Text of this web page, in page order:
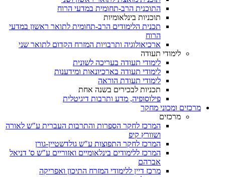
התוכנית הרב-תחומית במדעי הרוח
תוכניות בינלאומיות
תכנית הלימודים הרב-תחומית לתואר ראשון במדעי
הרוח
ארכיאולוגיה ותרבויות המזרח הקדום לתואר שני
לימודי תעודה
לימודי תעודה בעריכה לשונית
לימודי תעודה בארכיונאות ומידענות
לימודי תעודת הוראה
תכניות לבכירים בשנה אחת
פילוסופיה, מדע ותרבות דיגיטלית
מרכזים ומכוני מחקר
מרכזים
המרכז לחקר הספרות והתרבות העברית ע"ש לאורה
ושוורץ קיפ
המרכז לחקר התפוצות ע"ש גולדשטיין-גורן
המרכז ללימודים בינלאומיים ואזוריים ע"ש ס' דניאל
אברהם
מרכז דיין ללימודי המזרח התיכון ואפריקה